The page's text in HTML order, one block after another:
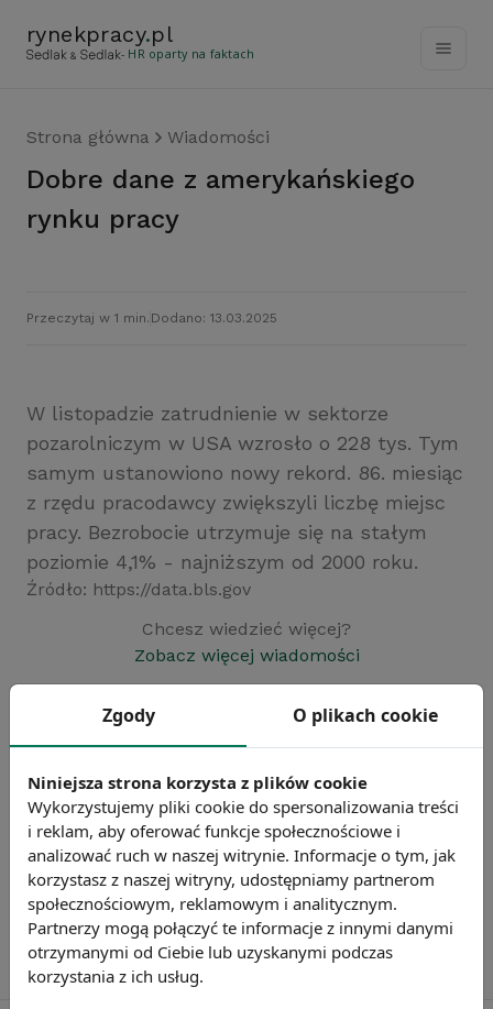
rynekpracy.pl
- HR oparty na faktach
Strona główna Wiadomości
Dobre dane z amerykańskiego
rynku pracy
Przeczytaj w 1 min. Dodano: 13.03.2025
W listopadzie zatrudnienie w sektorze
pozarolniczym w USA wzrosło o 228 tys. Tym
samym ustanowiono nowy rekord. 86. miesiąc
z rzędu pracodawcy zwiększyli liczbę miejsc
pracy. Bezrobocie utrzymuje się na stałym
poziomie 4,1% - najniższym od 2000 roku.
Źródło: https://data.bls.gov
Chcesz wiedzieć więcej?
Zobacz więcej wiadomości
Zgody O plikach cookie
Niniejsza strona korzysta z plików cookie
Wykorzystujemy pliki cookie do spersonalizowania treści
i reklam, aby oferować funkcje społecznościowe i
analizować ruch w naszej witrynie. Informacje o tym, jak
korzystasz z naszej witryny, udostępniamy partnerom
społecznościowym, reklamowym i analitycznym.
Partnerzy mogą połączyć te informacje z innymi danymi
otrzymanymi od Ciebie lub uzyskanymi podczas
korzystania z ich usług.